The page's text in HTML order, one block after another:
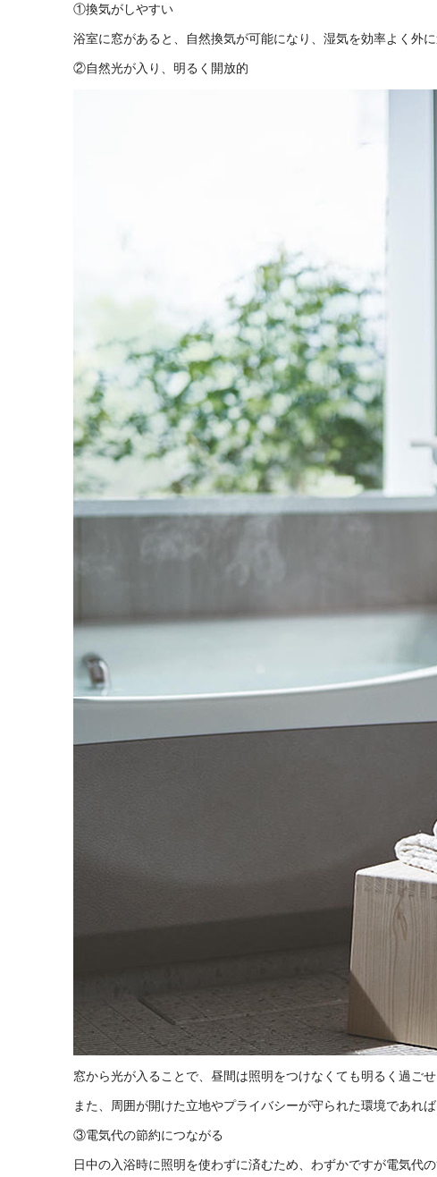
①換気がしやすい
浴室に窓があると、自然換気が可能になり、湿気を効率よく外
②自然光が入り、明るく開放的
窓から光が入ることで、昼間は照明をつけなくても明るく過ごせ
また、周囲が開けた立地やプライバシーが守られた環境であれ
③電気代の節約につながる
日中の入浴時に照明を使わずに済むため、わずかですが電気代の